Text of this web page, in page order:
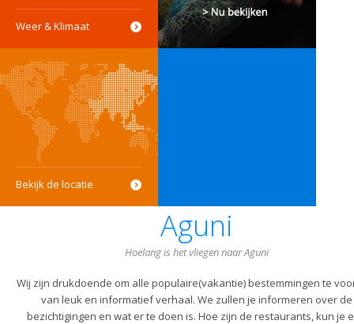
Weer & Klimaat
Bekijk de locatie
Aguni
Hoelang is het vliegen naar Aguni
Wij zijn drukdoende om alle populaire(vakantie) bestemmingen te
van leuk en informatief verhaal. We zullen je informeren over de
bezichtigingen en wat er te doen is. Hoe zijn de restaurants, kun je